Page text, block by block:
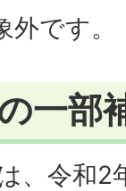
です。
一部
、令和2